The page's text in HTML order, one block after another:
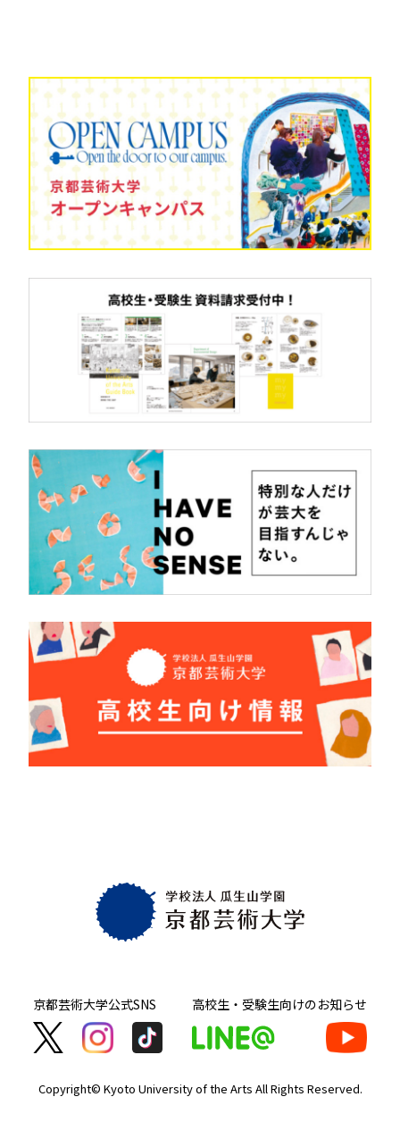
京都芸術大学公式SNS 高校生・受験生向けのお知らせ
Copyright© Kyoto University of the Arts All Rights Reserved.